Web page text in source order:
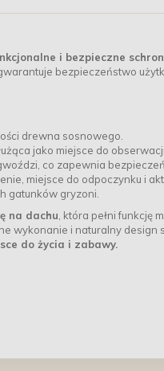
i bezpieczne
bezpieczeństwo
drewna sosnowego.
jako miejsce do
co zapewnia
miejsce do odpoczynku i
gatunków gryzoni.
na dachu, która pełni funkcję
wykonanie i naturalny
do życia i zabawy.